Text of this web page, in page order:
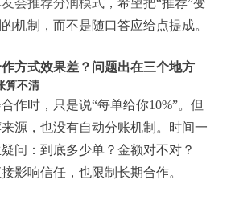
机制，而不是随口答应给点提成。
方式效果差？问题出在三个地方
算不清
作时，只是说“每单给你10%”。但
源，也没有自动分账机制。时间一
问：到底多少单？金额对不对？
影响信任，也限制长期合作。